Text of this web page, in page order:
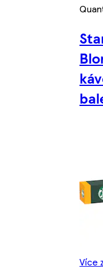
Více